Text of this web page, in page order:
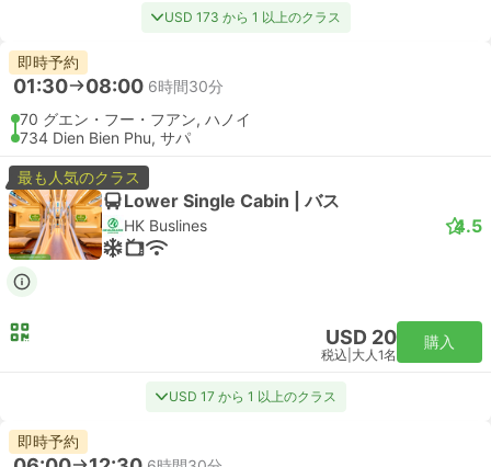
USD 173 から 1 以上のクラス
即時予約
01:30 08:00 6時間30分
70 グエン・フー・フアン, ハノイ
734 Dien Bien Phu, サパ
最も人気のクラス
Lower Single Cabin | バス
HK Buslines 4.5
USD 20
税込 大人1名
購入
USD 17 から 1 以上のクラス
即時予約